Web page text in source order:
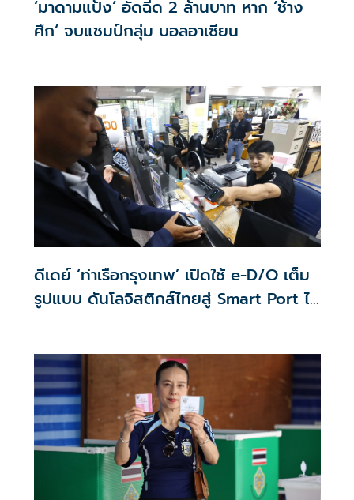
‘มาดามแป้ง‘ อัดฉีด 2 ล้านบาท หาก ‘ช้าง
ศึก‘ จบแชมป์กลุ่ม บอลอาเซียน
ดีเดย์ ‘ท่าเรือกรุงเทพ’ เปิดใช้ e-D/O เต็ม
รูปแบบ ดันโลจิสติกส์ไทยสู่ Smart Port ไร้